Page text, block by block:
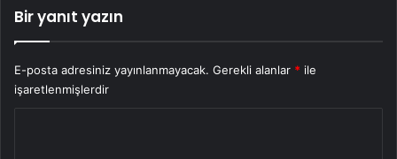
Bir yanıt yazın
E-posta adresiniz yayınlanmayacak. Gerekli alanlar * ile
işaretlenmişlerdir